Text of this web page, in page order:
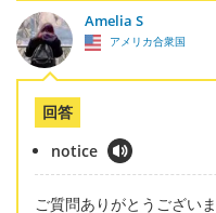
Amelia S
アメリカ合衆国
回答
notice
ご質問ありがとうございま